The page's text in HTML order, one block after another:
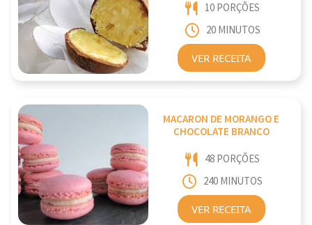
10 PORÇÕES
20 MINUTOS
VER RECEITA
MACARON DE MORANGO E
CHOCOLATE BRANCO
48 PORÇÕES
240 MINUTOS
VER RECEITA